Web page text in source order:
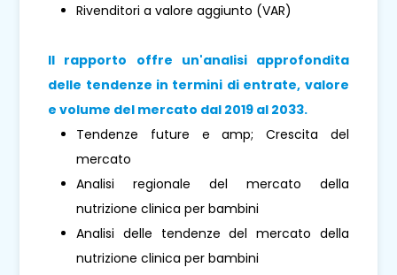
Rivenditori a valore aggiunto (VAR)
Il rapporto offre un'analisi approfondita
delle tendenze in termini di entrate, valore
e volume del mercato dal 2019 al 2033.
Tendenze future e amp; Crescita del
mercato
Analisi regionale del mercato della
nutrizione clinica per bambini
Analisi delle tendenze del mercato della
nutrizione clinica per bambini